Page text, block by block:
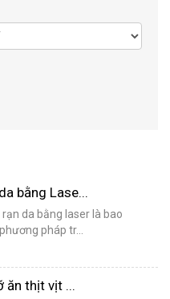
bằng Lase...
rạn da bằng laser là bao
pháp tr...
ăn thịt vịt ...